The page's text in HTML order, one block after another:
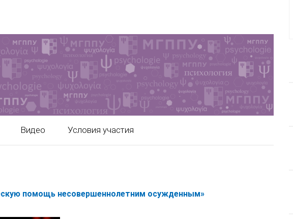
Видео Условия участия
помощь несовершеннолетним осужденным»